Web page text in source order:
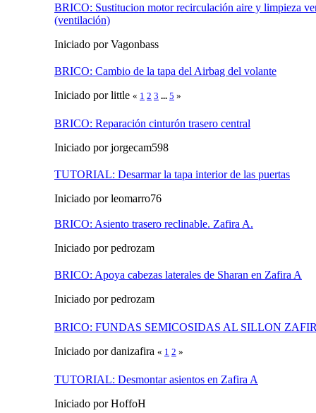
BRICO: Sustitucion motor recirculación aire y limpieza
(ventilación)
Iniciado por Vagonbass
BRICO: Cambio de la tapa del Airbag del volante
Iniciado por little « 1 2 3 ... 5 »
BRICO: Reparación cinturón trasero central
Iniciado por jorgecam598
TUTORIAL: Desarmar la tapa interior de las puertas
Iniciado por leomarro76
BRICO: Asiento trasero reclinable. Zafira A.
Iniciado por pedrozam
BRICO: Apoya cabezas laterales de Sharan en Zafira A
Iniciado por pedrozam
BRICO: FUNDAS SEMICOSIDAS AL SILLON
Iniciado por danizafira « 1 2 »
TUTORIAL: Desmontar asientos en Zafira A
Iniciado por HoffoH